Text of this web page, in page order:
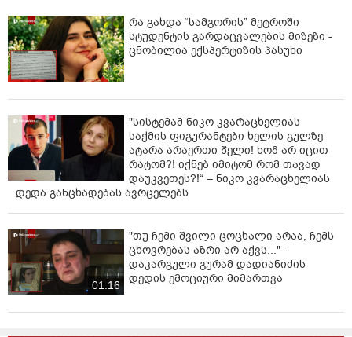
რა გახდა “სამგორის” მეტროში
სტუდენტის გარდაცვალების მიზეზი -
ცნობილია ექსპერტიზის პასუხი
"სისტემამ ნიკო კვარაცხელიას
საქმის ფიგურანტები ხელის გულზე
ატარა არაერთი წელი! ხომ არ იცით
რატომ?! იქნებ იმიტომ რომ თავად
დაუკვეთეს?!“ – ნიკო კვარაცხელიას
დედა განცხადებას ავრცელებს
01:16
"თუ ჩემი შვილი ცოცხალი არაა, ჩემს
ცხოვრებას აზრი არ აქვს..." -
დაკარგული გურამ დადიანიძის
დედის ემოციური მიმართვა